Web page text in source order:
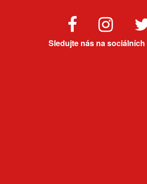
Sledujte nás na